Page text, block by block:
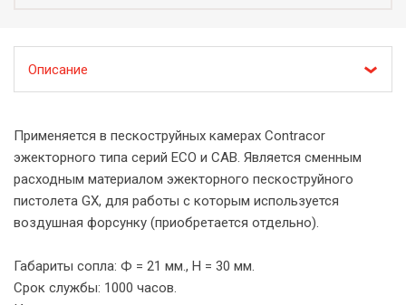
Описание
Применяется в пескоструйных камерах Contracor
эжекторного типа серий ECO и CAB. Является сменным
расходным материалом эжекторного пескоструйного
пистолета GX, для работы с которым используется
воздушная форсунку (приобретается отдельно).
Габариты сопла: Ф = 21 мм., H = 30 мм.
Срок службы: 1000 часов.